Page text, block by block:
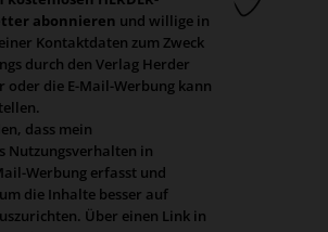
abonnieren und willige in
Kontaktdaten zum Zweck
durch den Verlag Herder
oder die E-Mail-Werbung kann
dass mein
Nutzungsverhalten in
Werbung erfasst und
die Inhalte besser auf
Über einen Link in